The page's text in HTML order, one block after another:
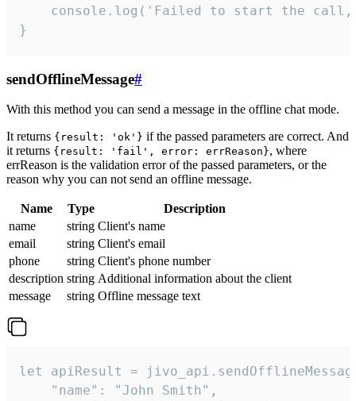
console.log('Failed to start the
}
sendOfflineMessage#
With this method you can send a message in the offline chat mode.
It returns {result: 'ok'} if the passed parameters are correct. And
it returns {result: 'fail', error: errReason}, where
errReason is the validation error of the passed parameters, or the
reason why you can not send an offline message.
Name Type
Description
name
string Client's name
email
string Client's email
phone
string Client's phone number
description string Additional information about the client
message
string Offline message text
let apiResult =
    "name": "John Smith",